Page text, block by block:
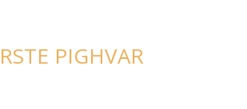
PIGHVAR